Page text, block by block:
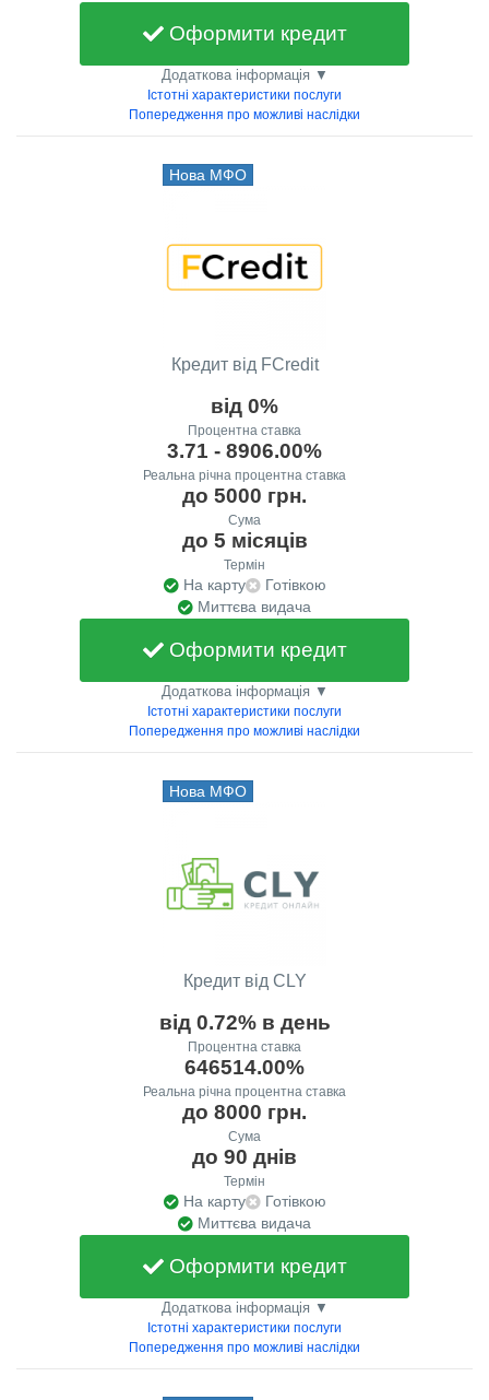
Оформити кредит
Додаткова інформація ▼
Істотні характеристики послуги
Попередження про можливі наслідки
Нова МФО
Кредит від FCredit
від 0%
Процентна ставка
3.71 - 8906.00%
Реальна річна процентна ставка
до 5000 грн.
Сума
до 5 місяців
Термін
На карту
Готівкою
Миттєва видача
Оформити кредит
Додаткова інформація ▼
Істотні характеристики послуги
Попередження про можливі наслідки
Нова МФО
Кредит від CLY
від 0.72% в день
Процентна ставка
646514.00%
Реальна річна процентна ставка
до 8000 грн.
Сума
до 90 днів
Термін
На карту
Готівкою
Миттєва видача
Оформити кредит
Додаткова інформація ▼
Істотні характеристики послуги
Попередження про можливі наслідки